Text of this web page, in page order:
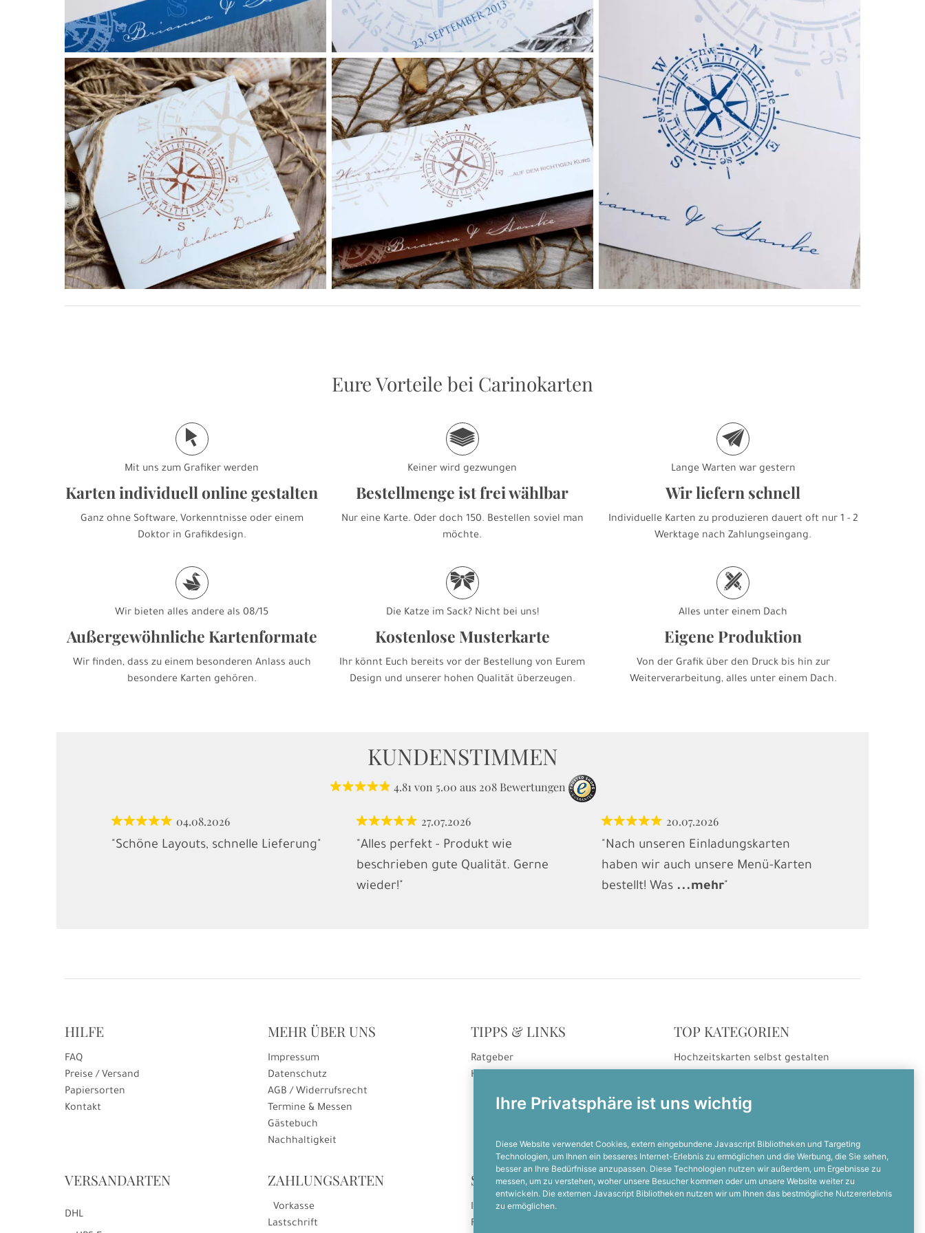
Ihre Privatsphäre ist uns wichtig
Diese Website verwendet Cookies, extern eingebundene Javascript Bibliotheken und Targeting
Technologien, um Ihnen ein besseres Internet-Erlebnis zu ermöglichen und die Werbung, die Sie sehen,
besser an Ihre Bedürfnisse anzupassen. Diese Technologien nutzen wir außerdem, um Ergebnisse zu
messen, um zu verstehen, woher unsere Besucher kommen oder um unsere Website weiter zu
entwickeln. Die externen Javascript Bibliotheken nutzen wir um Ihnen das bestmögliche Nutzererlebnis
zu ermöglichen.
Eure Vorteile bei Carinokarten
j
Mit uns zum Grafiker werden
Karten individuell online gestalten
Ganz ohne Software, Vorkenntnisse oder einem
Doktor in Grafikdesign.
g
Keiner wird gezwungen
Bestellmenge ist frei wählbar
Nur eine Karte. Oder doch 150. Bestellen soviel man
möchte.
e
Lange Warten war gestern
Wir liefern schnell
Individuelle Karten zu produzieren dauert oft nur 1 - 2
Werktage nach Zahlungseingang.
s
Wir bieten alles andere als 08/15
Außergewöhnliche Kartenformate
Wir finden, dass zu einem besonderen Anlass auch
besondere Karten gehören.
r
Die Katze im Sack? Nicht bei uns!
Kostenlose Musterkarte
Ihr könnt Euch bereits vor der Bestellung von Eurem
Design und unserer hohen Qualität überzeugen.
h
Alles unter einem Dach
Eigene Produktion
Von der Grafik über den Druck bis hin zur
Weiterverarbeitung, alles unter einem Dach.
KUNDENSTIMMEN
4.81von 5.00 aus 208 Bewertungen
04.08.2026
"Schöne Layouts, schnelle Lieferung"
27.07.2026
"Alles perfekt - Produkt wie
beschrieben gute Qualität. Gerne
wieder!"
20.07.2026
"Nach unseren Einladungskarten
haben wir auch unsere Menü-Karten
bestellt! Was ...mehr
HILFE
FAQ
Preise / Versand
Papiersorten
Kontakt
MEHR ÜBER UNS
Impressum
Datenschutz
AGB / Widerrufsrecht
Termine & Messen
Gästebuch
Nachhaltigkeit
TIPPS & LINKS
Ratgeber
Hinweise zur Gutscheineinlösung
TOP KATEGORIEN
Hochzeitskarten selbst gestalten
Einladungskarten selbst gestalten
NOCH FRAGEN?
VERSANDARTEN
DHL
ZAHLUNGSARTEN
Vorkasse
Lastschrift
SOCIAL MEDIA
Instagram
Facebook